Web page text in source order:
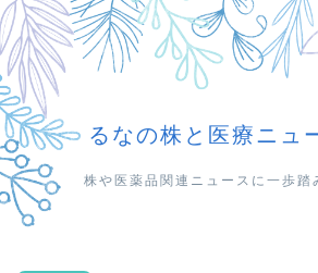
るなの株と医療ニュ
株や医薬品関連ニュースに一歩踏